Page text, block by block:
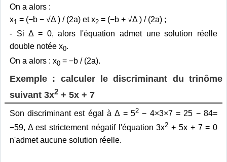
On a alors :
x1 = (−b − √Δ ) / (2a) et x2= (−b + √Δ ) / (2a) ;
- Si Δ = 0, alors l'équation admet une solution réelle
double notée x0.
On a alors : x0= −b / (2a).
Exemple : calculer le discriminant du trinôme
suivant 3x2+ 5x + 7
Son discriminant est égal à Δ = 52 − 4×3×7 = 25 − 84=
−59, Δ est strictement négatif l'équation 3x2 + 5x + 7 = 0
n'admet aucune solution réelle.